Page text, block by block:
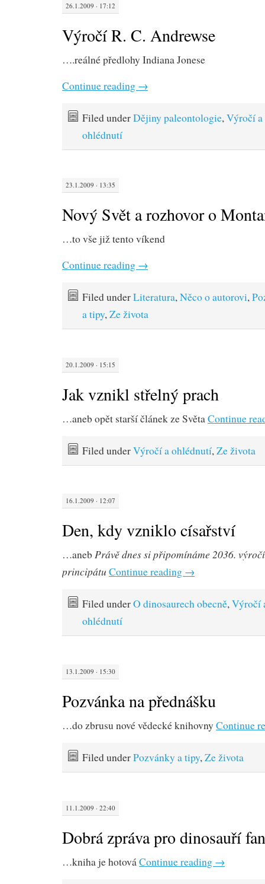
26.1.2009 · 17:12
Výročí R. C. Andrewse
….reálné předlohy Indiana Jonese
Continue reading →
Filed underDějiny paleontologie, Výročí a
ohlédnutí
23.1.2009 · 13:35
Nový Svět a rozhovor o
…to vše již tento víkend
Continue reading →
Filed underLiteratura,Něco o autorovi,
a tipy,Ze života
20.1.2009 · 15:15
Jak vznikl střelný prach
…aneb opět starší článek ze SvětaContinue
Filed underVýročí a ohlédnutí,Ze života
16.1.2009 · 12:07
Den, kdy vzniklo císařství
…aneb Právě dnes si připomínáme 2036.
principátu Continue reading →
Filed underO dinosaurech obecně,Výročí
ohlédnutí
13.1.2009 · 15:30
Pozvánka na přednášku
…do zbrusu nové vědecké knihovny Continue
Filed underPozvánky a tipy,Ze života
11.1.2009 · 22:40
Dobrá zpráva pro dinosauří
…kniha je hotová Continue reading →